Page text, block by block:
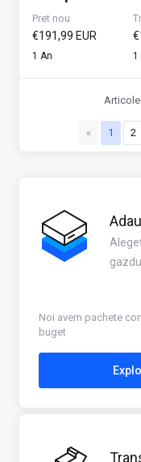
Pret nou
€191,99 EUR
1 An 1
« 1 2
Noi avem pachete
buget